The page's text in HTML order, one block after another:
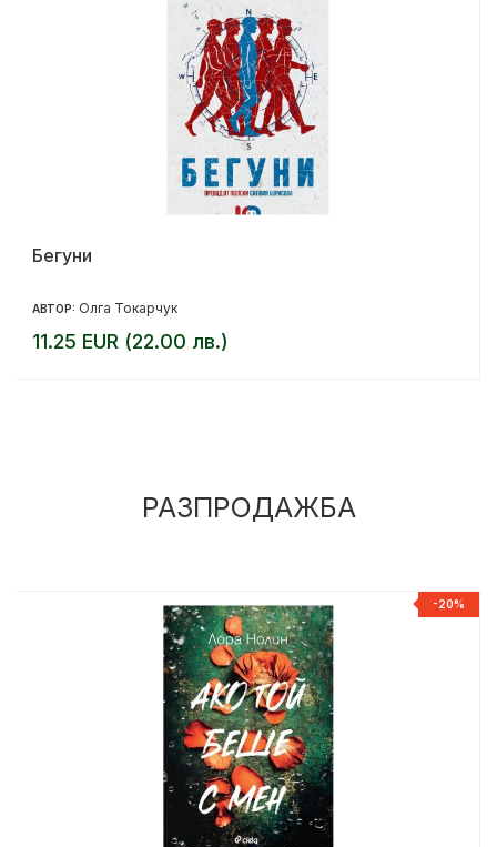
Бегуни
АВТОР: Олга Токарчук
11.25 EUR (22.00 лв.)
РАЗПРОДАЖБА
-20%